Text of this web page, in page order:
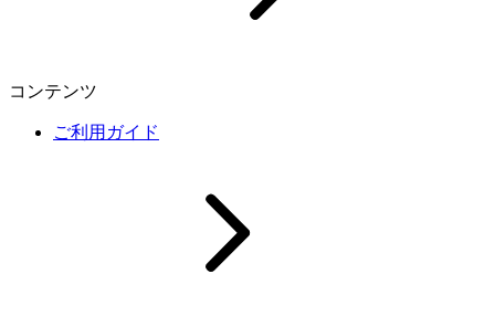
コンテンツ
ご利用ガイド